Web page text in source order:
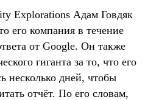
Explorations Адам Говдяк
его компания в течение
от Google. Он также
гиганта за то, что его
несколько дней, чтобы
отчёт. По его словам,